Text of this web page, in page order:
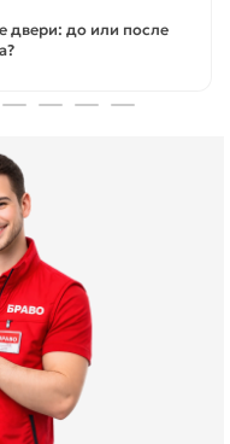
двери: до или после